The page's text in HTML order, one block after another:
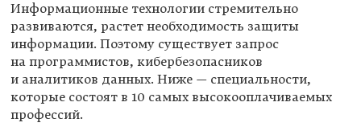
Информационные технологии стремительно
развиваются, растет необходимость защиты
информации. Поэтому существует запрос
на программистов, кибербезопасников
и аналитиков данных. Ниже — специальности,
которые состоят в 10 самых высокооплачиваемых
профессий.